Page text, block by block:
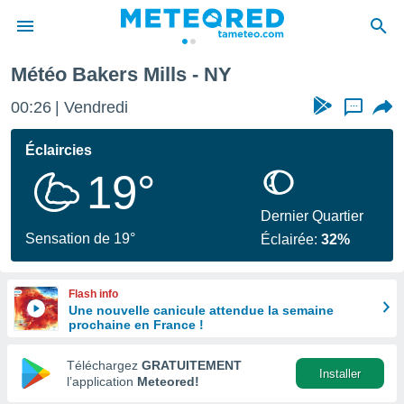
de
en
Météo Bakers Mills - NY
00:26 Vendredi ...
Éclaircies
19°
Sensation de 19°
Dernier Quartier
Éclairée:32%
Flash info
Une nouvelle canicule attendue la semaine
prochaine en France !
Téléchargez GRATUITEMENT
l’application Meteored!
Installer